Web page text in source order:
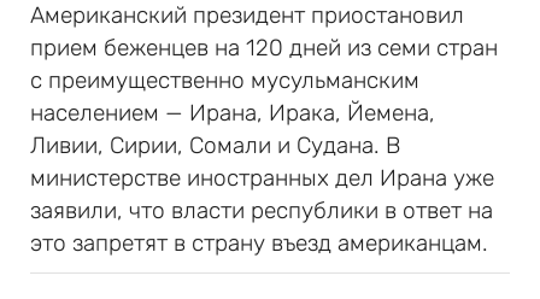
Американский президент приостановил
прием беженцев на 120 дней из семи стран
с преимущественно мусульманским
населением — Ирана, Ирака, Йемена,
Ливии, Сирии, Сомали и Судана. В
министерстве иностранных дел Ирана уже
заявили, что власти республики в ответ на
это запретят в страну въезд американцам.